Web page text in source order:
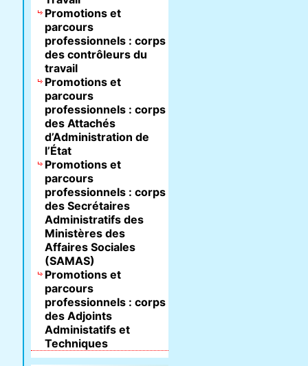
Promotions et
parcours
professionnels : corps
des contrôleurs du
travail
Promotions et
parcours
professionnels : corps
des Attachés
d’Administration de
l’État
Promotions et
parcours
professionnels : corps
des Secrétaires
Administratifs des
Ministères des
Affaires Sociales
(SAMAS)
Promotions et
parcours
professionnels : corps
des Adjoints
Administatifs et
Techniques